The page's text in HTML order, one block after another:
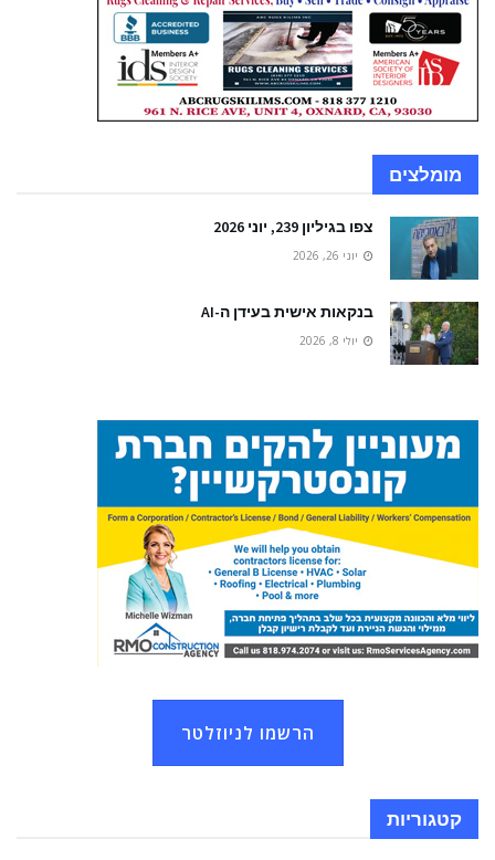
מומלצים
צפו בגיליון 239, יוני 2026
יוני 26, 2026
בנקאות אישית בעידן ה-AI
יולי 8, 2026
הרשמו לניוזלטר
קטגוריות